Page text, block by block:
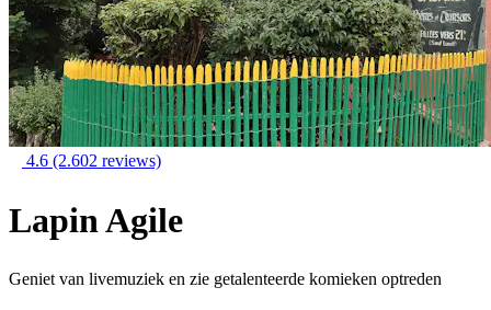
4.6 (2.602 reviews)
Lapin Agile
Geniet van livemuziek en zie getalenteerde komieken optreden